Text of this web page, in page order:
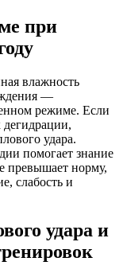
при
влажность
—
режиме. Если
дегидрации,
удара.
помогает знание
превышает норму,
слабость и
удара и